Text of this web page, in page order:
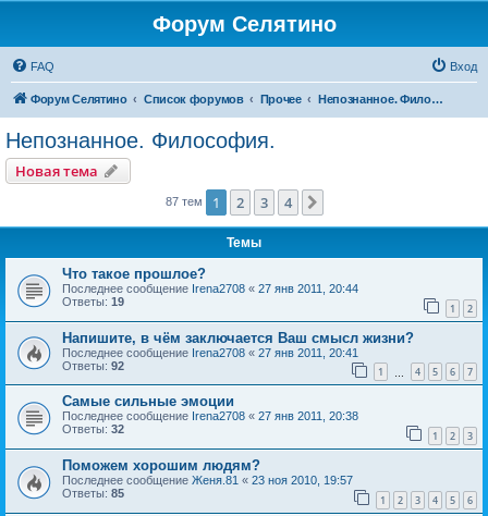
Форум Селятино
FAQ Вход
Форум Селятино Список форумов Прочее Непознанное. Философия.
Непознанное. Философия.
Новая тема
87 тем 1 2 3 4
Темы
Что такое прошлое?
Последнее сообщение Irena2708 « 27 янв 2011, 20:44
Ответы: 19 1 2
Напишите, в чём заключается Ваш смысл жизни?
Последнее сообщение Irena2708 « 27 янв 2011, 20:41
Ответы: 92 1 4 5 6 7
Самые сильные эмоции
Последнее сообщение Irena2708 « 27 янв 2011, 20:38
Ответы: 32 1 2 3
Поможем хорошим людям?
Последнее сообщение Женя.81 « 23 ноя 2010, 19:57
Ответы: 85 1 2 3 4 5 6